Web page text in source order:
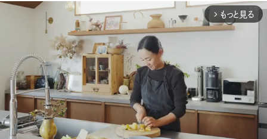
arrow_forward_ios もっと見る